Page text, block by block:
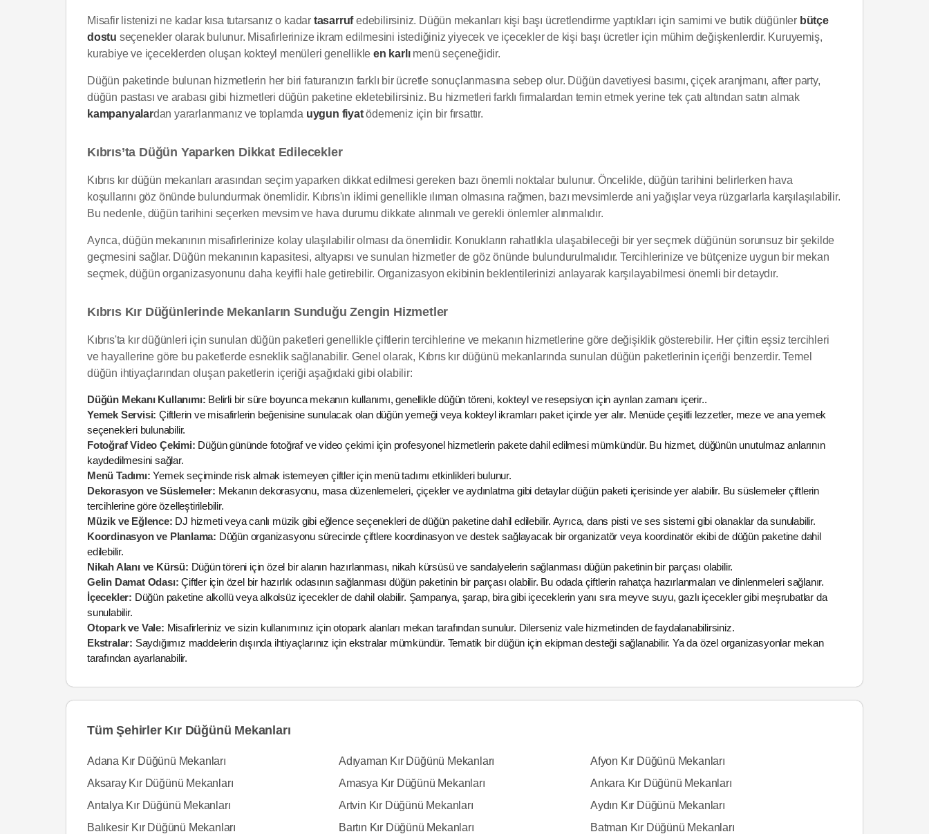
Misafir listenizi ne kadar kısa tutarsanız o kadar tasarrufedebilirsiniz. Düğün mekanları kişi başı ücretlendirme yaptıkları için samimi ve butik düğünler bütçe
dostu seçenekler olarak bulunur. Misafirlerinize ikram edilmesini istediğiniz yiyecek ve içecekler de kişi başı ücretler için mühim değişkenlerdir. Kuruyemiş,
kurabiye ve içeceklerden oluşan kokteyl menüleri genellikle en karlımenü seçeneğidir.
Düğün paketinde bulunan hizmetlerin her biri faturanızın farklı bir ücretle sonuçlanmasına sebep olur. Düğün davetiyesi basımı, çiçek aranjmanı, after party,
düğün pastası ve arabası gibi hizmetleri düğün paketine ekletebilirsiniz. Bu hizmetleri farklı firmalardan temin etmek yerine tek çatı altından satın almak
kampanyalardan yararlanmanız ve toplamda uygun fiyatödemeniz için bir fırsattır.
Kıbrıs’ta Düğün Yaparken Dikkat Edilecekler
Kıbrıs kır düğün mekanları arasından seçim yaparken dikkat edilmesi gereken bazı önemli noktalar bulunur. Öncelikle, düğün tarihini belirlerken hava
koşullarını göz önünde bulundurmak önemlidir. Kıbrıs'ın iklimi genellikle ılıman olmasına rağmen, bazı mevsimlerde ani yağışlar veya rüzgarlarla karşılaşılabilir.
Bu nedenle, düğün tarihini seçerken mevsim ve hava durumu dikkate alınmalı ve gerekli önlemler alınmalıdır.
Ayrıca, düğün mekanının misafirlerinize kolay ulaşılabilir olması da önemlidir. Konukların rahatlıkla ulaşabileceği bir yer seçmek düğünün sorunsuz bir şekilde
geçmesini sağlar. Düğün mekanının kapasitesi, altyapısı ve sunulan hizmetler de göz önünde bulundurulmalıdır. Tercihlerinize ve bütçenize uygun bir mekan
seçmek, düğün organizasyonunu daha keyifli hale getirebilir. Organizasyon ekibinin beklentilerinizi anlayarak karşılayabilmesi önemli bir detaydır.
Kıbrıs Kır Düğünlerinde Mekanların Sunduğu Zengin Hizmetler
Kıbrıs'ta kır düğünleri için sunulan düğün paketleri genellikle çiftlerin tercihlerine ve mekanın hizmetlerine göre değişiklik gösterebilir. Her çiftin eşsiz tercihleri
ve hayallerine göre bu paketlerde esneklik sağlanabilir. Genel olarak, Kıbrıs kır düğünü mekanlarında sunulan düğün paketlerinin içeriği benzerdir. Temel
düğün ihtiyaçlarından oluşan paketlerin içeriği aşağıdaki gibi olabilir:
Düğün Mekanı Kullanımı: Belirli bir süre boyunca mekanın kullanımı, genellikle düğün töreni, kokteyl ve resepsiyon için ayrılan zamanı içerir..
Yemek Servisi: Çiftlerin ve misafirlerin beğenisine sunulacak olan düğün yemeği veya kokteyl ikramları paket içinde yer alır. Menüde çeşitli lezzetler, meze ve ana yemek
seçenekleri bulunabilir.
Fotoğraf Video Çekimi: Düğün gününde fotoğraf ve video çekimi için profesyonel hizmetlerin pakete dahil edilmesi mümkündür. Bu hizmet, düğünün unutulmaz anlarının
kaydedilmesini sağlar.
Menü Tadımı: Yemek seçiminde risk almak istemeyen çiftler için menü tadımı etkinlikleri bulunur.
Dekorasyon ve Süslemeler: Mekanın dekorasyonu, masa düzenlemeleri, çiçekler ve aydınlatma gibi detaylar düğün paketi içerisinde yer alabilir. Bu süslemeler çiftlerin
tercihlerine göre özelleştirilebilir.
Müzik ve Eğlence: DJ hizmeti veya canlı müzik gibi eğlence seçenekleri de düğün paketine dahil edilebilir. Ayrıca, dans pisti ve ses sistemi gibi olanaklar da sunulabilir.
Koordinasyon ve Planlama: Düğün organizasyonu sürecinde çiftlere koordinasyon ve destek sağlayacak bir organizatör veya koordinatör ekibi de düğün paketine dahil
edilebilir.
Nikah Alanı ve Kürsü: Düğün töreni için özel bir alanın hazırlanması, nikah kürsüsü ve sandalyelerin sağlanması düğün paketinin bir parçası olabilir.
Gelin Damat Odası: Çiftler için özel bir hazırlık odasının sağlanması düğün paketinin bir parçası olabilir. Bu odada çiftlerin rahatça hazırlanmaları ve dinlenmeleri sağlanır.
İçecekler: Düğün paketine alkollü veya alkolsüz içecekler de dahil olabilir. Şampanya, şarap, bira gibi içeceklerin yanı sıra meyve suyu, gazlı içecekler gibi meşrubatlar da
sunulabilir.
Otopark ve Vale: Misafirleriniz ve sizin kullanımınız için otopark alanları mekan tarafından sunulur. Dilerseniz vale hizmetinden de faydalanabilirsiniz.
Ekstralar: Saydığımız maddelerin dışında ihtiyaçlarınız için ekstralar mümkündür. Tematik bir düğün için ekipman desteği sağlanabilir. Ya da özel organizasyonlar mekan
tarafından ayarlanabilir.
Tüm Şehirler Kır Düğünü Mekanları
Adana Kır Düğünü Mekanları Adıyaman Kır Düğünü Mekanları
Afyon Kır Düğünü Mekanları
Aksaray Kır Düğünü Mekanları
Amasya Kır Düğünü Mekanları
Ankara Kır Düğünü Mekanları
Antalya Kır Düğünü Mekanları
Artvin Kır Düğünü Mekanları
Aydın Kır Düğünü Mekanları
Balıkesir Kır Düğünü Mekanları
Bartın Kır Düğünü Mekanları
Batman Kır Düğünü Mekanları